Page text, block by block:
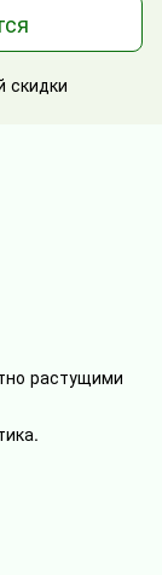
скидки
растущими